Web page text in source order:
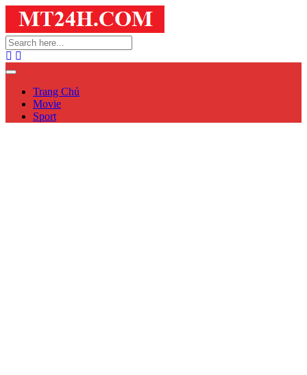
Trang Chủ
Movie
Sport